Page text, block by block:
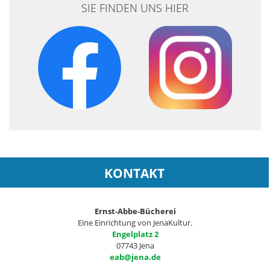
SIE FINDEN UNS HIER
KONTAKT
Ernst-Abbe-Bücherei
Eine Einrichtung von JenaKultur.
Engelplatz 2
07743 Jena
eab@jena.de